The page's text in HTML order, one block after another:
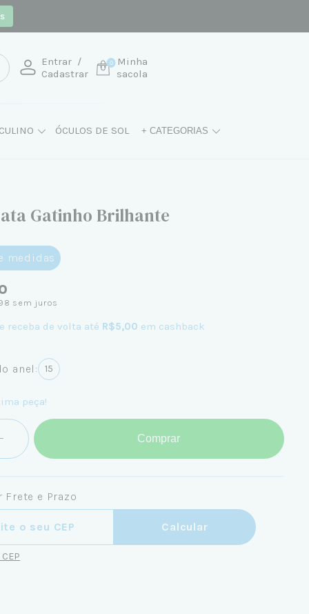
Entrar /
Cadastrar
Minha
sacola
0
ÓCULOS DE SOL + CATEGORIAS
Gatinho Brilhante
medidas
sem juros
receba de volta até R$5,00 em cashback
anel: 15
peça!
Comprar
e Prazo
o CEP:
Calcular